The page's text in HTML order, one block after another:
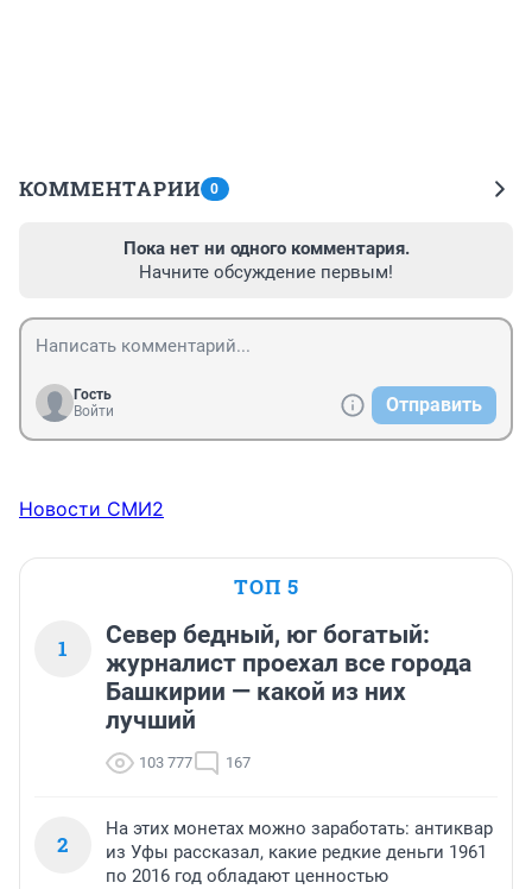
КОММЕНТАРИИ 0
Пока нет ни одного комментария.
Начните обсуждение первым!
Гость
Войти
Отправить
Новости СМИ2
ТОП 5
1
Север бедный, юг богатый:
журналист проехал все города
Башкирии — какой из них
лучший
103 777 167
2
На этих монетах можно заработать: антиквар
из Уфы рассказал, какие редкие деньги 1961
по 2016 год обладают ценностью